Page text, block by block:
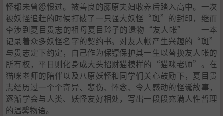
怪都未曾怨恨过。被善良的藤原夫妇收养后踏入高中。一次
被妖怪追赶的时候打破了一只强大妖怪“斑”的封印，继而
牵涉到夏目贵志的祖母夏目玲子的遗物“友人帐”——一本
记录着众多妖怪名字的契约书。对友人帐产生兴趣的“斑”
与贵志定下约定，自己作为保镖保护其一生以替换友人帐的
所有权，平日则化身成大头招财猫模样的“猫咪老师”。在
猫咪老师的陪伴以及八原妖怪和同学们关心鼓励下，夏目贵
志经历过一个个奇异、悲伤、怀念、令人感动的怪诞故事，
逐渐学会与人类、妖怪友好相处，写出一段段充满人性哲理
的温馨物语。